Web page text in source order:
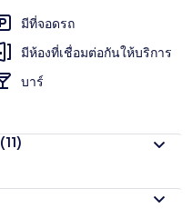
มีที่จอดรถ
มีห้องที่เชื่อมต่อกันให้บริการ
บาร์
(11)